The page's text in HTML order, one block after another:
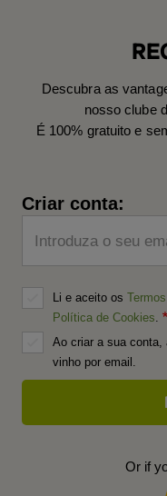
Descubra as
nosso clube
É 100% gratuito e
Criar conta:
Introduza o seu
Li e aceito os
Política de Cookies
Ao criar a sua conta,
vinho por email.
Or if